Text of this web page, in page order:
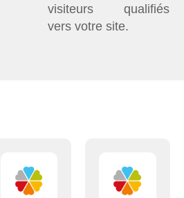
visiteurs qualifiés
vers votre site.